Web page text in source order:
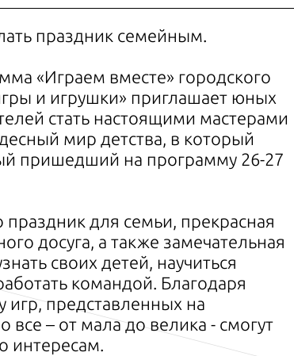
праздник семейным.
«Играем вместе» городского
и игрушки» приглашает юных
стать настоящими мастерами
мир детства, в который
пришедший на программу 26-27
праздник для семьи, прекрасная
досуга, а также замечательная
своих детей, научиться
командой. Благодаря
игр, представленных на
все – от мала до велика - смогут
интересам.